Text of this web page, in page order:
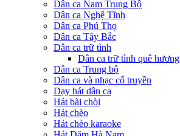
Dân ca Nam Trung Bộ
Dân ca Nghệ Tĩnh
Dân ca Phú Thọ
Dân ca Tây Bắc
Dân ca trữ tình
Dân ca trữ tình quê hương
Dân ca Trung bộ
Dân ca và nhạc cổ truyền
Dạy hát dân ca
Hát bài chòi
Hát chèo
Hát chèo karaoke